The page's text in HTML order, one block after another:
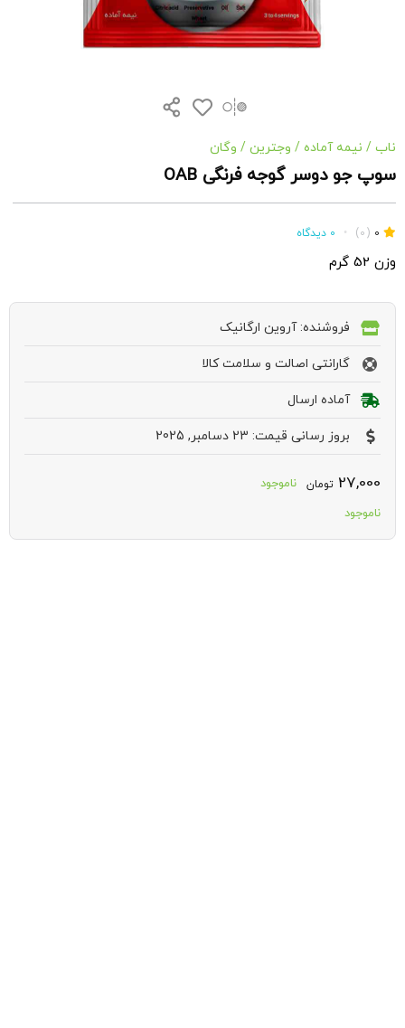
ناب / نیمه آماده / وجترین / وگان
سوپ جو دوسر گوجه فرنگی OAB
0
(0)
• 0 دیدگاه
وزن 52 گرم
فروشنده: آروین ارگانیک
گارانتی اصالت و سلامت کالا
آماده ارسال
بروز رسانی قیمت: 23 دسامبر, 2025
27,000 تومان
ناموجود
ناموجود